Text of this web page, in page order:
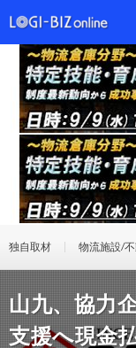
独自取材 物流施設/
山九、協力
支援へ現金